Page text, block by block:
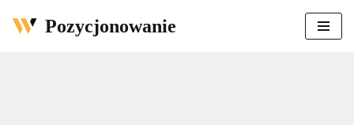
Pozycjonowanie